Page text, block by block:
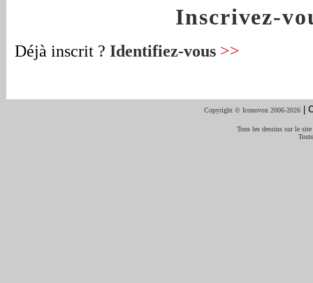
Inscrivez-
Déjà inscrit ? Identifiez-vous >>
Copyright © Iconovox 2006-2026 |
Tous les dessins sur le